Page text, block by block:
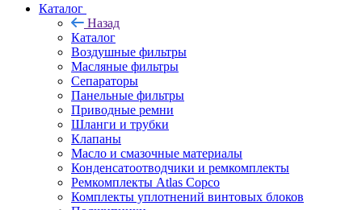
Каталог
Назад
Каталог
Воздушные фильтры
Масляные фильтры
Сепараторы
Панельные фильтры
Приводные ремни
Шланги и трубки
Клапаны
Масло и смазочные материалы
Конденсатоотводчики и ремкомплекты
Ремкомплекты Atlas Copco
Комплекты уплотнений винтовых блоков